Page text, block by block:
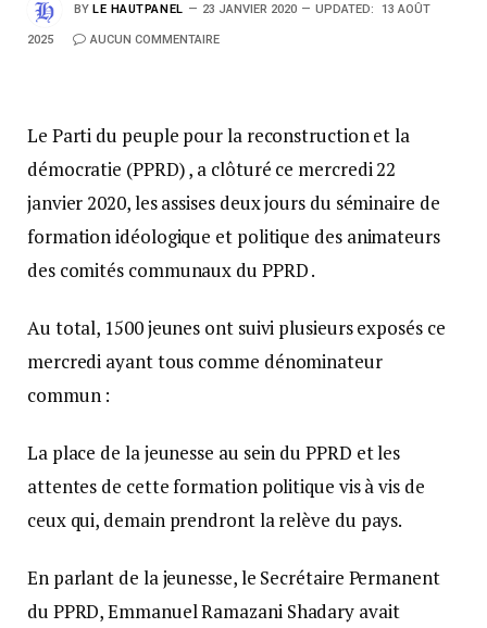
BY LE HAUTPANEL 23 JANVIER 2020 UPDATED: 13 AOÛT
2025 AUCUN COMMENTAIRE
Le Parti du peuple pour la reconstruction et la
démocratie (PPRD) , a clôturé ce mercredi 22
janvier 2020, les assises deux jours du séminaire de
formation idéologique et politique des animateurs
des comités communaux du PPRD .
Au total, 1500 jeunes ont suivi plusieurs exposés ce
mercredi ayant tous comme dénominateur
commun :
La place de la jeunesse au sein du PPRD et les
attentes de cette formation politique vis à vis de
ceux qui, demain prendront la relève du pays.
En parlant de la jeunesse, le Secrétaire Permanent
du PPRD, Emmanuel Ramazani Shadary avait